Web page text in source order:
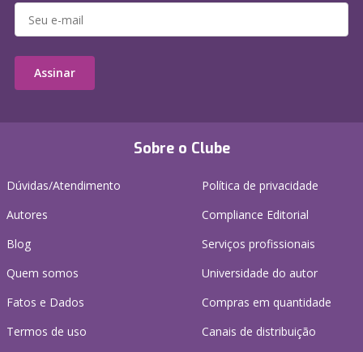
Sobre o Clube
Dúvidas/Atendimento
Autores
Blog
Quem somos
Fatos e Dados
Termos de uso
Política de privacidade
Compliance Editorial
Serviços profissionais
Universidade do autor
Compras em quantidade
Canais de distribuição
Assinar